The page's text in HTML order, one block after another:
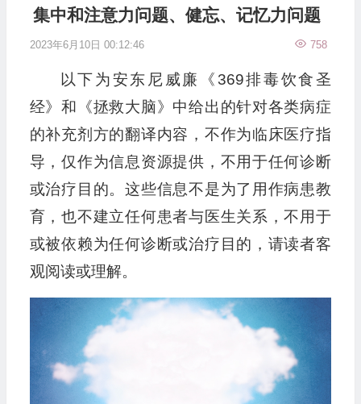
集中和注意力问题、健忘、记忆力问题
2023年6月10日 00:12:46 758
以下为安东尼威廉《369排毒饮食圣
经》和《拯救大脑》中给出的针对各类病症
的补充剂方的翻译内容，不作为临床医疗指
导，仅作为信息资源提供，不用于任何诊断
或治疗目的。这些信息不是为了用作病患教
育，也不建立任何患者与医生关系，不用于
或被依赖为任何诊断或治疗目的，请读者客
观阅读或理解。